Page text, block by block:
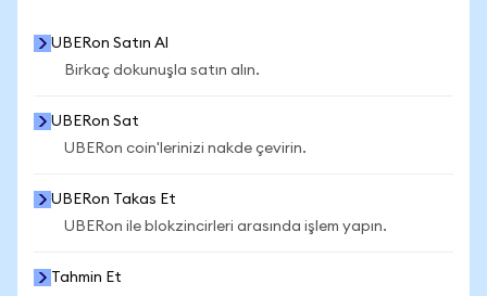
UBERon Satın Al
Birkaç dokunuşla satın alın.
UBERon Sat
UBERon coin'lerinizi nakde çevirin.
UBERon Takas Et
UBERon ile blokzincirleri arasında işlem yapın.
Tahmin Et